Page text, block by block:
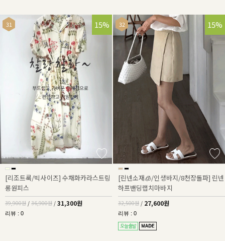
22%
15%
[리조트룩/빅사이즈] 수채화카라스트링
롱원피스
39,900원 / 36,900원 / 31,300원
리뷰 : 0
15%
[린넨소재🧊/인생바지/8천장돌파] 린넨
하프밴딩랩치마바지
32,500원 / 27,600원
리뷰 : 0